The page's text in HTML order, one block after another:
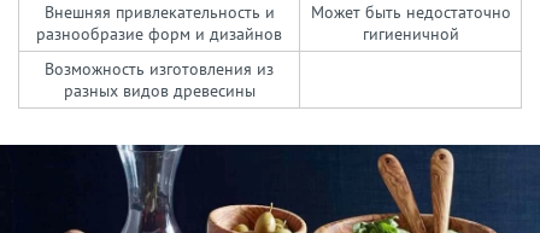
Внешняя привлекательность и
разнообразие форм и дизайнов
Может быть недостаточно
гигиеничной
Возможность изготовления из
разных видов древесины